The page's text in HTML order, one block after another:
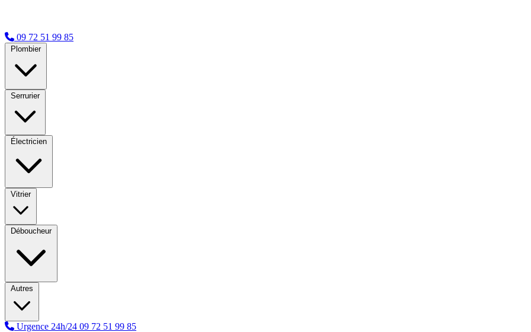
09 72 51 99 85
Plombier
Serrurier
Électricien
Vitrier
Déboucheur
Autres
Urgence 24h/24 09 72 51 99 85